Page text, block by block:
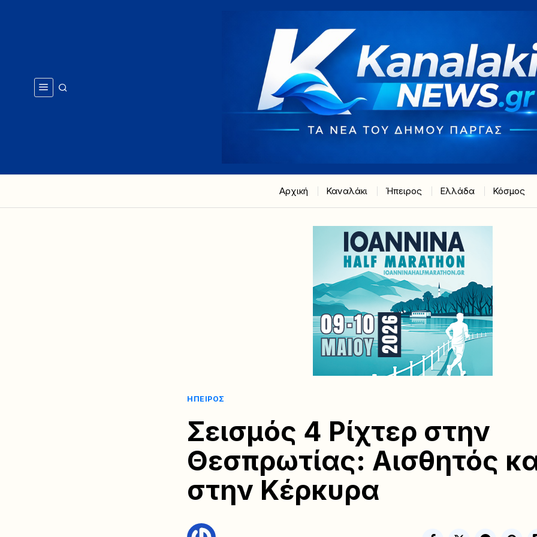
Αρχική Καναλάκι Ήπειρος Ελλάδα Κόσμος
ΉΠΕΙΡΟΣ
Σεισμός 4 Ρίχτερ στην
Θεσπρωτίας: Αισθητός
στην Κέρκυρα